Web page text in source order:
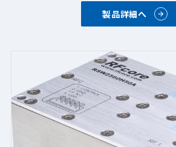
・周波数帯域：20～512 MHz、485～
・操作およびシナリオ編集用のGUIベー
付属しています。
製品詳細へ